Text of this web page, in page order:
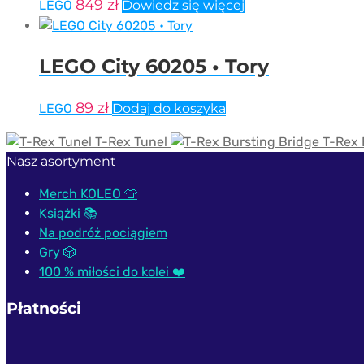
LEGO 849 zł Dowiedz się więcej
LEGO City 60205 • Tory
LEGO 89 zł Dodaj do koszyka
T-Rex Tunel
T-Rex
Nasz asortyment
Merch KOLEO 👕
Książki 📚
Na podróż pociągiem
Gry 🎲
100 % miłości do kolei ❤️
Płatności